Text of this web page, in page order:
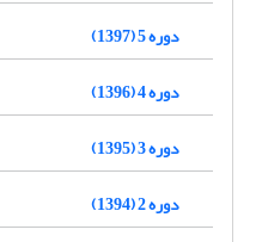
دوره 5 (1397)
دوره 4 (1396)
دوره 3 (1395)
دوره 2 (1394)